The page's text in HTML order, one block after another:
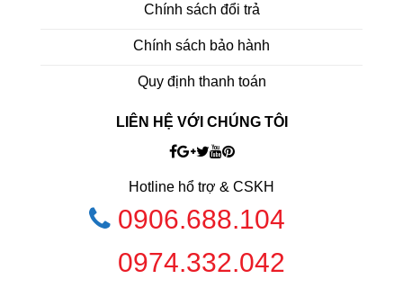
Chính sách đổi trả
Chính sách bảo hành
Quy định thanh toán
LIÊN HỆ VỚI CHÚNG TÔI
Hotline hổ trợ & CSKH
0906.688.104
0974.332.042